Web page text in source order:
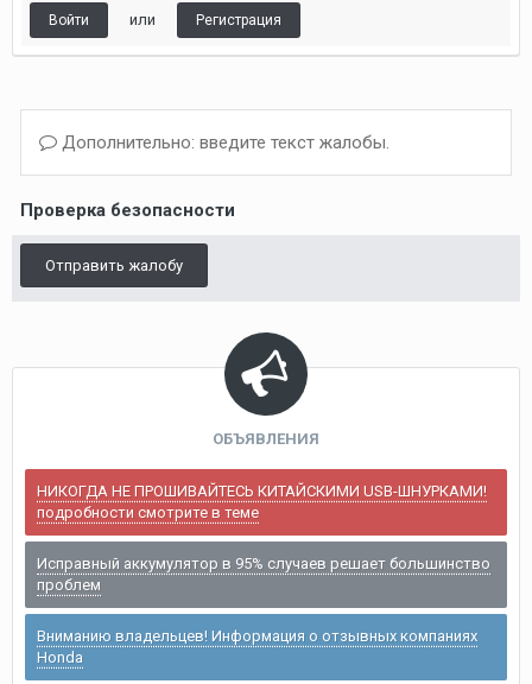
Войти или Регистрация
Дополнительно: введите текст жалобы.
Проверка безопасности
Отправить жалобу
ОБЪЯВЛЕНИЯ
НИКОГДА НЕ ПРОШИВАЙТЕСЬ КИТАЙСКИМИ USB-ШНУРКАМИ!
подробности смотрите в теме
Исправный аккумулятор в 95% случаев решает большинство
проблем
Вниманию владельцев! Информация о отзывных компаниях
Honda